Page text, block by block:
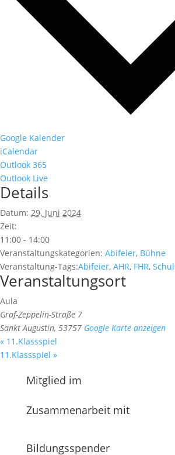
Google Kalender
iCalendar
Outlook 365
Outlook Live
Details
Datum: 29. Juni 2024
Zeit:
11:00 - 14:00
Veranstaltungskategorien: Abifeier, Bühne
Veranstaltung-Tags:Abifeier, AHR, FHR,
Veranstaltungsort
Aula
Graf-Zeppelin-Straße 7
Sankt Augustin, 53757 Google Karte anzeigen
« 11.Klassspiel
11.Klassspiel »
Mitglied im
Zusammenarbeit mit
Bildungsspender